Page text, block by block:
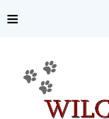
≡